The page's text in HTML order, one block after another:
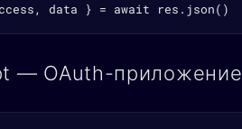
data } = await res.json()
— OAuth-приложение